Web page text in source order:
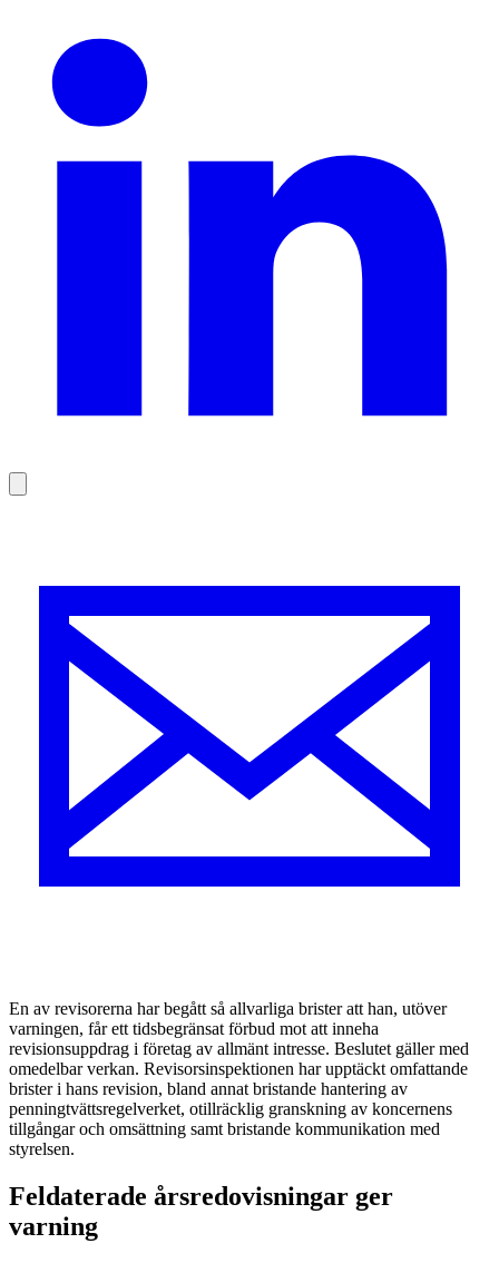
En av revisorerna har begått så allvarliga brister att han, utöver
varningen, får ett tidsbegränsat förbud mot att inneha
revisionsuppdrag i företag av allmänt intresse. Beslutet gäller med
omedelbar verkan. Revisorsinspektionen har upptäckt omfattande
brister i hans revision, bland annat bristande hantering av
penningtvättsregelverket, otillräcklig granskning av koncernens
tillgångar och omsättning samt bristande kommunikation med
styrelsen.
Feldaterade årsredovisningar ger
varning